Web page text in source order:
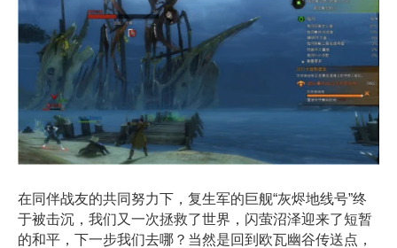
在同伴战友的共同努力下，复生军的巨舰“灰烬地线号”终
于被击沉，我们又一次拯救了世界，闪萤沼泽迎来了短暂
的和平，下一步我们去哪？当然是回到欧瓦幽谷传送点，